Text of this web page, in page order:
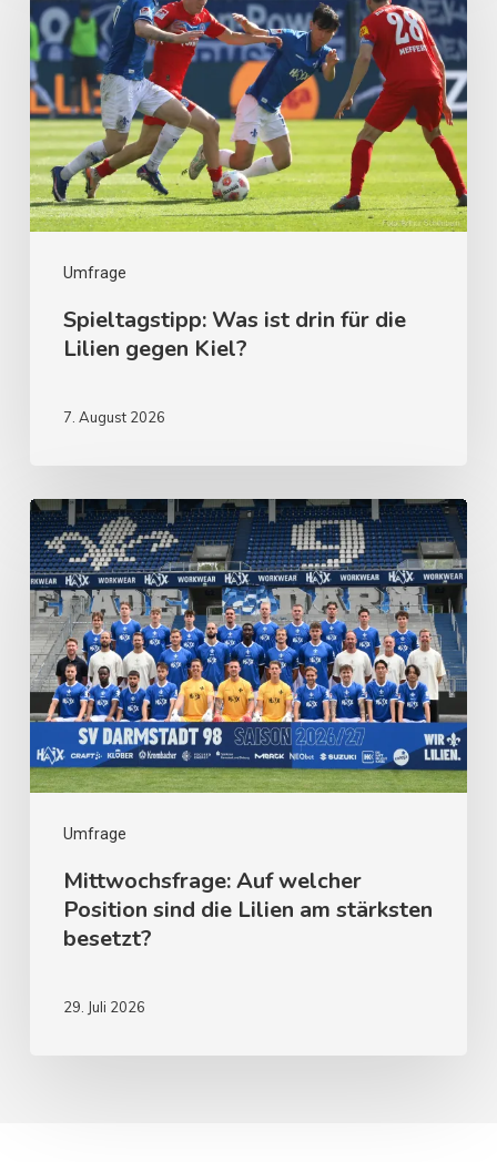
Umfrage
Spieltagstipp: Was ist drin für die
Lilien gegen Kiel?
7. August 2026
Umfrage
Mittwochsfrage: Auf welcher
Position sind die Lilien am stärksten
besetzt?
29. Juli 2026